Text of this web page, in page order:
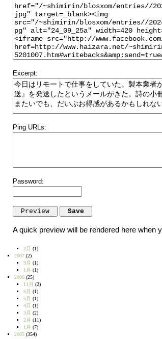
Excerpt:
Ping URLs:
Password:
A quick preview will be rendered here when
2月 (1)
2007 (2)
9月 (1)
1月 (1)
2006 (25)
11月 (2)
6月 (1)
5月 (1)
4月 (1)
3月 (2)
2月 (11)
1月 (7)
2005 (354)